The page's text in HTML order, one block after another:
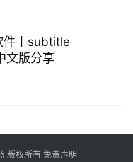
件丨subtitle
文版分享
版权所有 免责声明